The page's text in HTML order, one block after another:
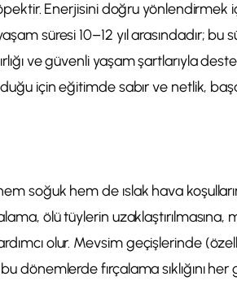
Enerjisini doğru yönlendirmek
süresi 10–12 yıl arasındadır;
ve güvenli yaşam şartlarıyla
için eğitimde sabır ve netlik,
soğuk hem de ıslak hava
ölü tüylerin
olur. Mevsim geçişlerinde
dönemlerde fırçalama sıklığını